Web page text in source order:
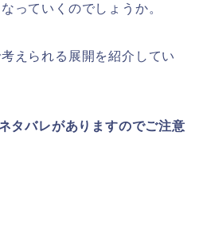
っていくのでしょうか。
えられる展開を紹介してい
タバレがありますのでご注意